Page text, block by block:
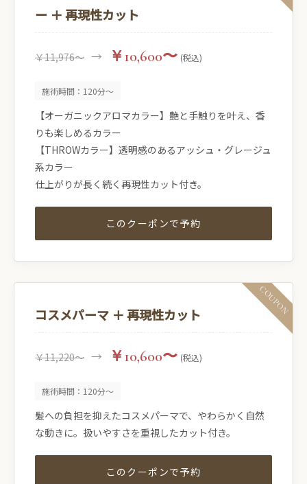
ー ＋ 再現性カット
￥11,976〜 → ￥10,600〜 (税込)
施術時間：120分〜
【オーガニックアロマカラー】艶と手触りを叶え、香
りも楽しめるカラー
【THROWカラー】透明感のあるアッシュ・グレージュ
系カラー
仕上がりが長く続く再現性カット付き。
このクーポンで予約
コスメパーマ ＋ 再現性カット
￥11,220〜 → ￥10,600〜 (税込)
施術時間：120分〜
髪への負担を抑えたコスメパーマで、やわらかく自然
な動きに。扱いやすさを重視したカット付き。
このクーポンで予約